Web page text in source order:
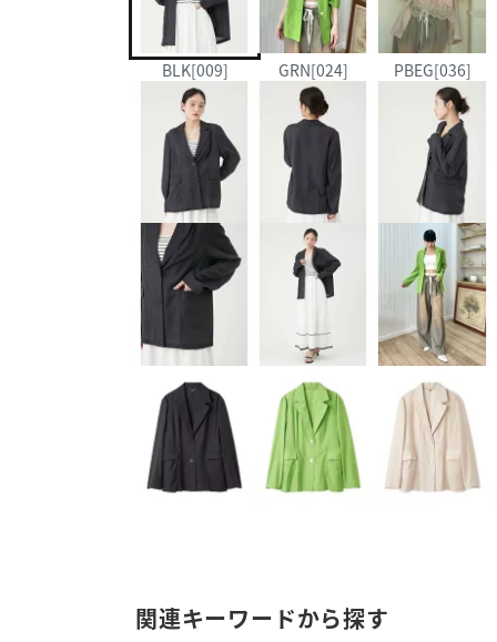
BLK[009] GRN[024] PBEG[036]
関連キーワードから探す